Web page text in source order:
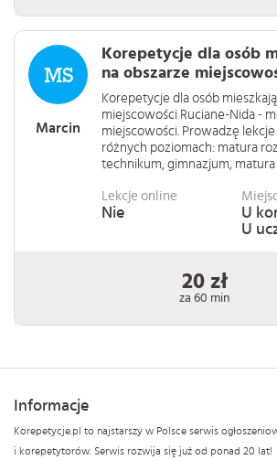
Marcin
Korepetycje dla osób
na obszarze
Korepetycje dla osób
miejscowości Ruciane-Nida -
miejscowości. Prowadzę
różnych poziomach: matura
technikum, gimnazjum, matura
Lekcje online
Nie
U
U
20 zł
za 60 min
Informacje
Korepetycje.pl to najstarszy w Polsce serwis
i korepetytorów. Serwis rozwija się już od ponad 20 lat!